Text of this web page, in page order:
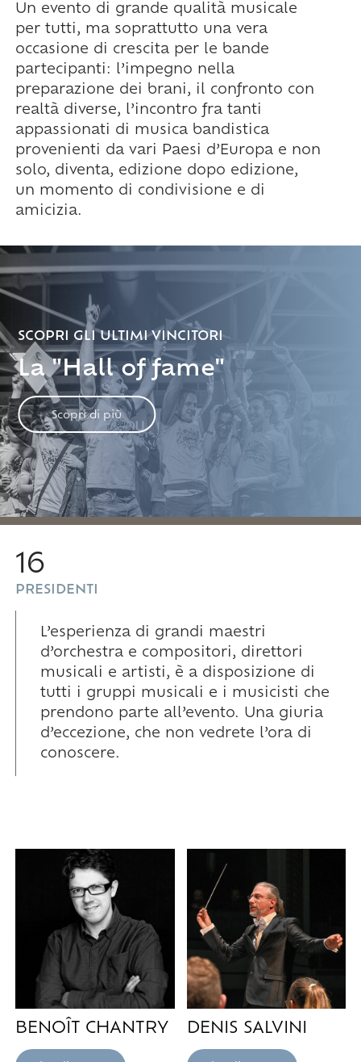
Un evento di grande qualità musicale
per tutti, ma soprattutto una vera
occasione di crescita per le bande
partecipanti: l’impegno nella
preparazione dei brani, il confronto con
realtà diverse, l’incontro fra tanti
appassionati di musica bandistica
provenienti da vari Paesi d’Europa e non
solo, diventa, edizione dopo edizione,
un momento di condivisione e di
amicizia.
SCOPRI GLI ULTIMI VINCITORI
La "Hall of fame"
Scopri di più
16
PRESIDENTI
L’esperienza di grandi maestri
d’orchestra e compositori, direttori
musicali e artisti, è a disposizione di
tutti i gruppi musicali e i musicisti che
prendono parte all’evento. Una giuria
d’eccezione, che non vedrete l’ora di
conoscere.
BENOÎT CHANTRY DENIS SALVINI